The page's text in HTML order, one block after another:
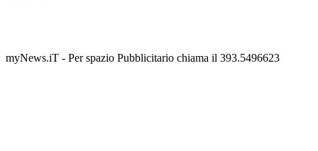
myNews.iT - Per spazio Pubblicitario chiama il 393.5496623